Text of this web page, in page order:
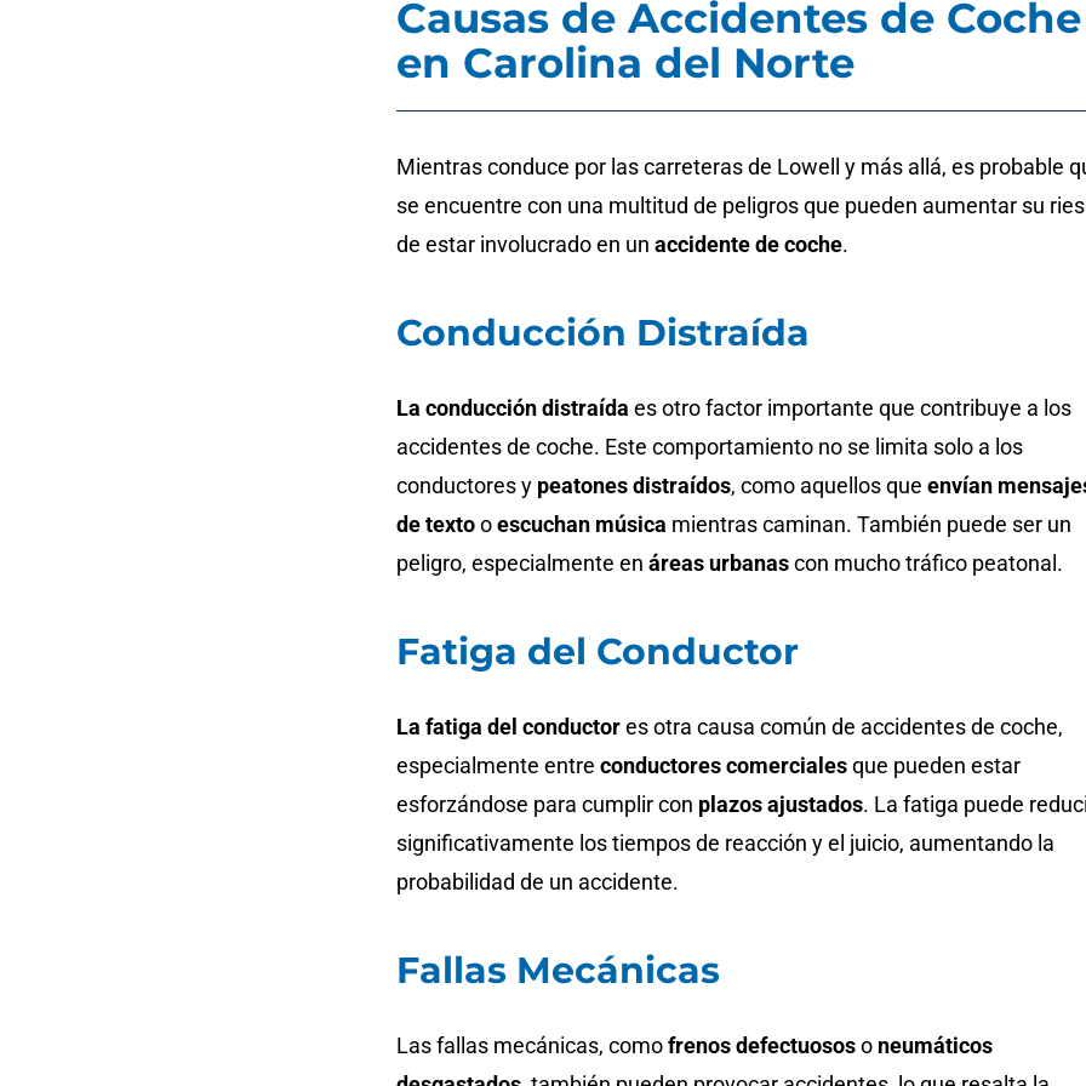
Causas de Accidentes de Coche
en Carolina del Norte
Mientras conduce por las carreteras de Lowell y más allá, es probable
se encuentre con una multitud de peligros que pueden aumentar su
de estar involucrado en un accidente de coche.
Conducción Distraída
La conducción distraída es otro factor importante que contribuye a los
accidentes de coche. Este comportamiento no se limita solo a los
conductores y peatones distraídos, como aquellos que envían
de textooescuchan música mientras caminan. También puede ser un
peligro, especialmente en áreas urbanascon mucho tráfico peatonal.
Fatiga del Conductor
La fatiga del conductores otra causa común de accidentes de coche,
especialmente entre conductores comercialesque pueden estar
esforzándose para cumplir con plazos ajustados. La fatiga puede
significativamente los tiempos de reacción y el juicio, aumentando la
probabilidad de un accidente.
Fallas Mecánicas
Las fallas mecánicas, comofrenos defectuososo neumáticos